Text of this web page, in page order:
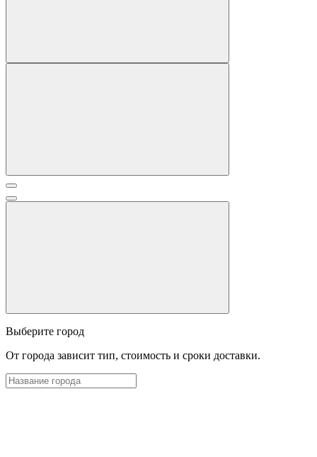
Выберите город
От города зависит тип, стоимость и сроки доставки.